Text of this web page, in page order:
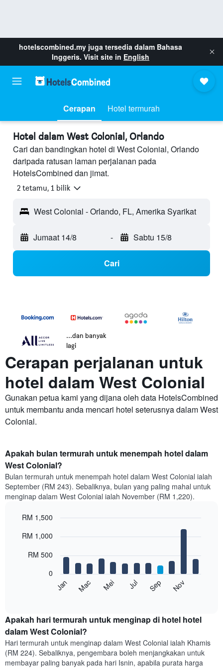
hotelscombined.my juga tersedia dalam Bahasa
Inggeris. Visit site in English
Cerapan Hotel termurah
Hotel dalam West Colonial, Orlando
Cari dan bandingkan hotel di West Colonial, Orlando
daripada ratusan laman perjalanan pada
HotelsCombined dan jimat.
2 tetamu, 1 bilik
West Colonial - Orlando, FL, Amerika Syarikat
Jumaat 14/8 - Sabtu 15/8
Cari
...dan banyak
lagi
Cerapan perjalanan untuk
hotel dalam West Colonial
Gunakan petua kami yang dijana oleh data HotelsCombined
untuk membantu anda mencari hotel seterusnya dalam West
Colonial.
Apakah bulan termurah untuk menempah hotel dalam
West Colonial?
Bulan termurah untuk menempah hotel dalam West Colonial ialah
September (RM 243). Sebaliknya, bulan yang paling mahal untuk
menginap dalam West Colonial ialah November (RM 1,220).
chart
bars.
purata
bilik
setiap
bulan
Carta
mempunyai
graphic.
Jan Mac Mei Jul Sep Nov
0
RM 500
RM 1,000
RM 1,500
Apakah hari termurah untuk menginap di hotel hotel
dalam West Colonial?
Hari termurah untuk menginap dalam West Colonial ialah Khamis
(RM 224). Sebaliknya, pengembara boleh menjangkakan untuk
membayar paling banyak pada hari Isnin, apabila purata harga